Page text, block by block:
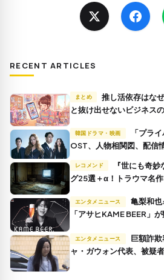
RECENT ARTICLES
まとめ
推し活依存はなぜ起きる？有名人崇拝症候群
と抜け出せないビジネス
韓国ドラマ・映画
OST、人物相関図、配信
レコメンド
グ25選＋α！トラウマ名
エンタメニュース
「アサヒKAME BEER」
エンタメニュース
ャ・ガウォン代表、被疑